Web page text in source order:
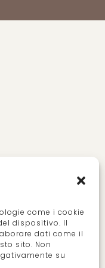
come i cookie
dispositivo. Il
dati come il
sito. Non
su